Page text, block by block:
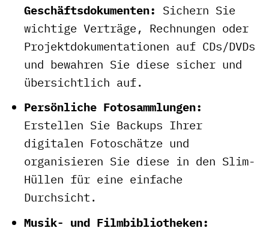
Geschäftsdokumenten: Sichern Sie
wichtige Verträge, Rechnungen oder
Projektdokumentationen auf CDs/DVDs
und bewahren Sie diese sicher und
übersichtlich auf.
Persönliche Fotosammlungen:
Erstellen Sie Backups Ihrer
digitalen Fotoschätze und
organisieren Sie diese in den Slim-
Hüllen für eine einfache
Durchsicht.
Musik- und Filmbibliotheken: